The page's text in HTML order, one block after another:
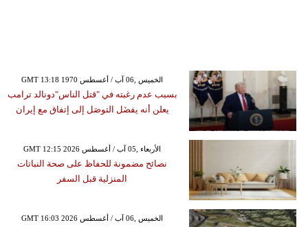
GMT 13:18 1970 الخميس ,06 آب / أغسطس
بسبب عدم رغبته في "قتل الناس"دونالد ترامب
يعلن أنه يفضَل التوصَل إلى إتفاق مع إيران
GMT 12:15 2026 الأربعاء ,05 آب / أغسطس
نصائح مضمونة للحفاظ على صحة النباتات
المنزلية قبل السفر
GMT 16:03 2026 الخميس ,06 آب / أغسطس